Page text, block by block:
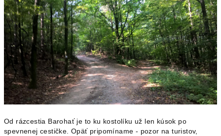
Od rázcestia Barohať je to ku kostolíku už len kúsok po
spevnenej cestičke. Opäť pripomíname - pozor na turistov,